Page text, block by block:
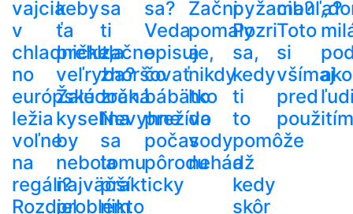
vajcia
v
chladničke,
no
európske
ležia
voľne
na
regáli?
Rozdiel
keby
ťa
prehltla
veľryba?
Žalúdočná
kyselina
by
nebola
najväčší
problém
sa
ti
začne
zhoršovať
zrak.
Nevyhne
sa
tomu
prakticky
nikto
sa?
Veda
opisuje,
čo
bábätko
prežíva
počas
pôrodu
Začni
pomaly
a
nikdy
ho
do
vody
nehádž
pyžama?
Pozri
sa,
kedy
ti
to
pomôže
a
kedy
skôr
cibuľa?
Toto
si
všímaj
pred
použitím
ako